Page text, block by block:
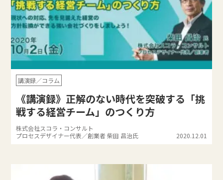
講演録／コラム
《講演録》正解のない時代を突破する「挑
戦する経営チーム」のつくり方
株式会社スコラ・コンサルト
プロセスデザイナー代表／創業者 柴田 昌治氏
2020.12.01